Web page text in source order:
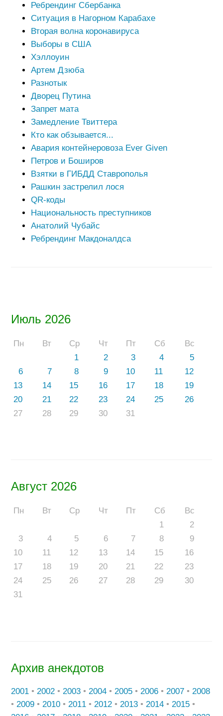
Июль 2026
Пн Вт Ср Чт Пт Сб
Вс
1
2 3 4
5
6
7 8 9 10 11
12
13
14 15 16 17 18
19
20
21 22 23 24 25
26
27
28 29 30 31
Август 2026
Пн Вт Ср Чт Пт Сб
Вс
1
2
3
4 5 6 7 8
9
10
11 12 13 14 15
16
17
18 19 20 21 22
23
24
25 26 27 28 29
30
31
Архив анекдотов
2001 • 2002 • 2003 • 2004 • 2005 • 2006 • 2007 • 2008
• 2009 • 2010 • 2011 • 2012 • 2013 • 2014 • 2015 •
Ребрендинг Сбербанка
Ситуация в Нагорном Карабахе
Вторая волна коронавируса
Выборы в США
Хэллоуин
Артем Дзюба
Разнотык
Дворец Путина
Запрет мата
Замедление Твиттера
Кто как обзывается...
Авария контейнеровоза Ever Given
Петров и Боширов
Взятки в ГИБДД Ставрополья
Рашкин застрелил лося
QR-коды
Национальность преступников
Анатолий Чубайс
Ребрендинг Макдоналдса